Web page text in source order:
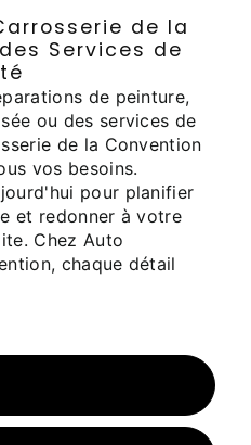
de la
Services de
de peinture,
ou des services de
de la Convention
vos besoins.
pour planifier
et redonner à votre
Chez Auto
chaque détail